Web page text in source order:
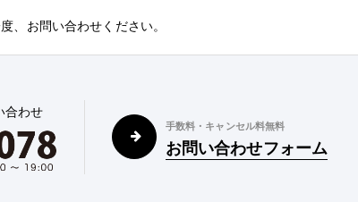
、お問い合わせください。
合わせ
手数料・キャンセル料無料
お問い合わせフォーム